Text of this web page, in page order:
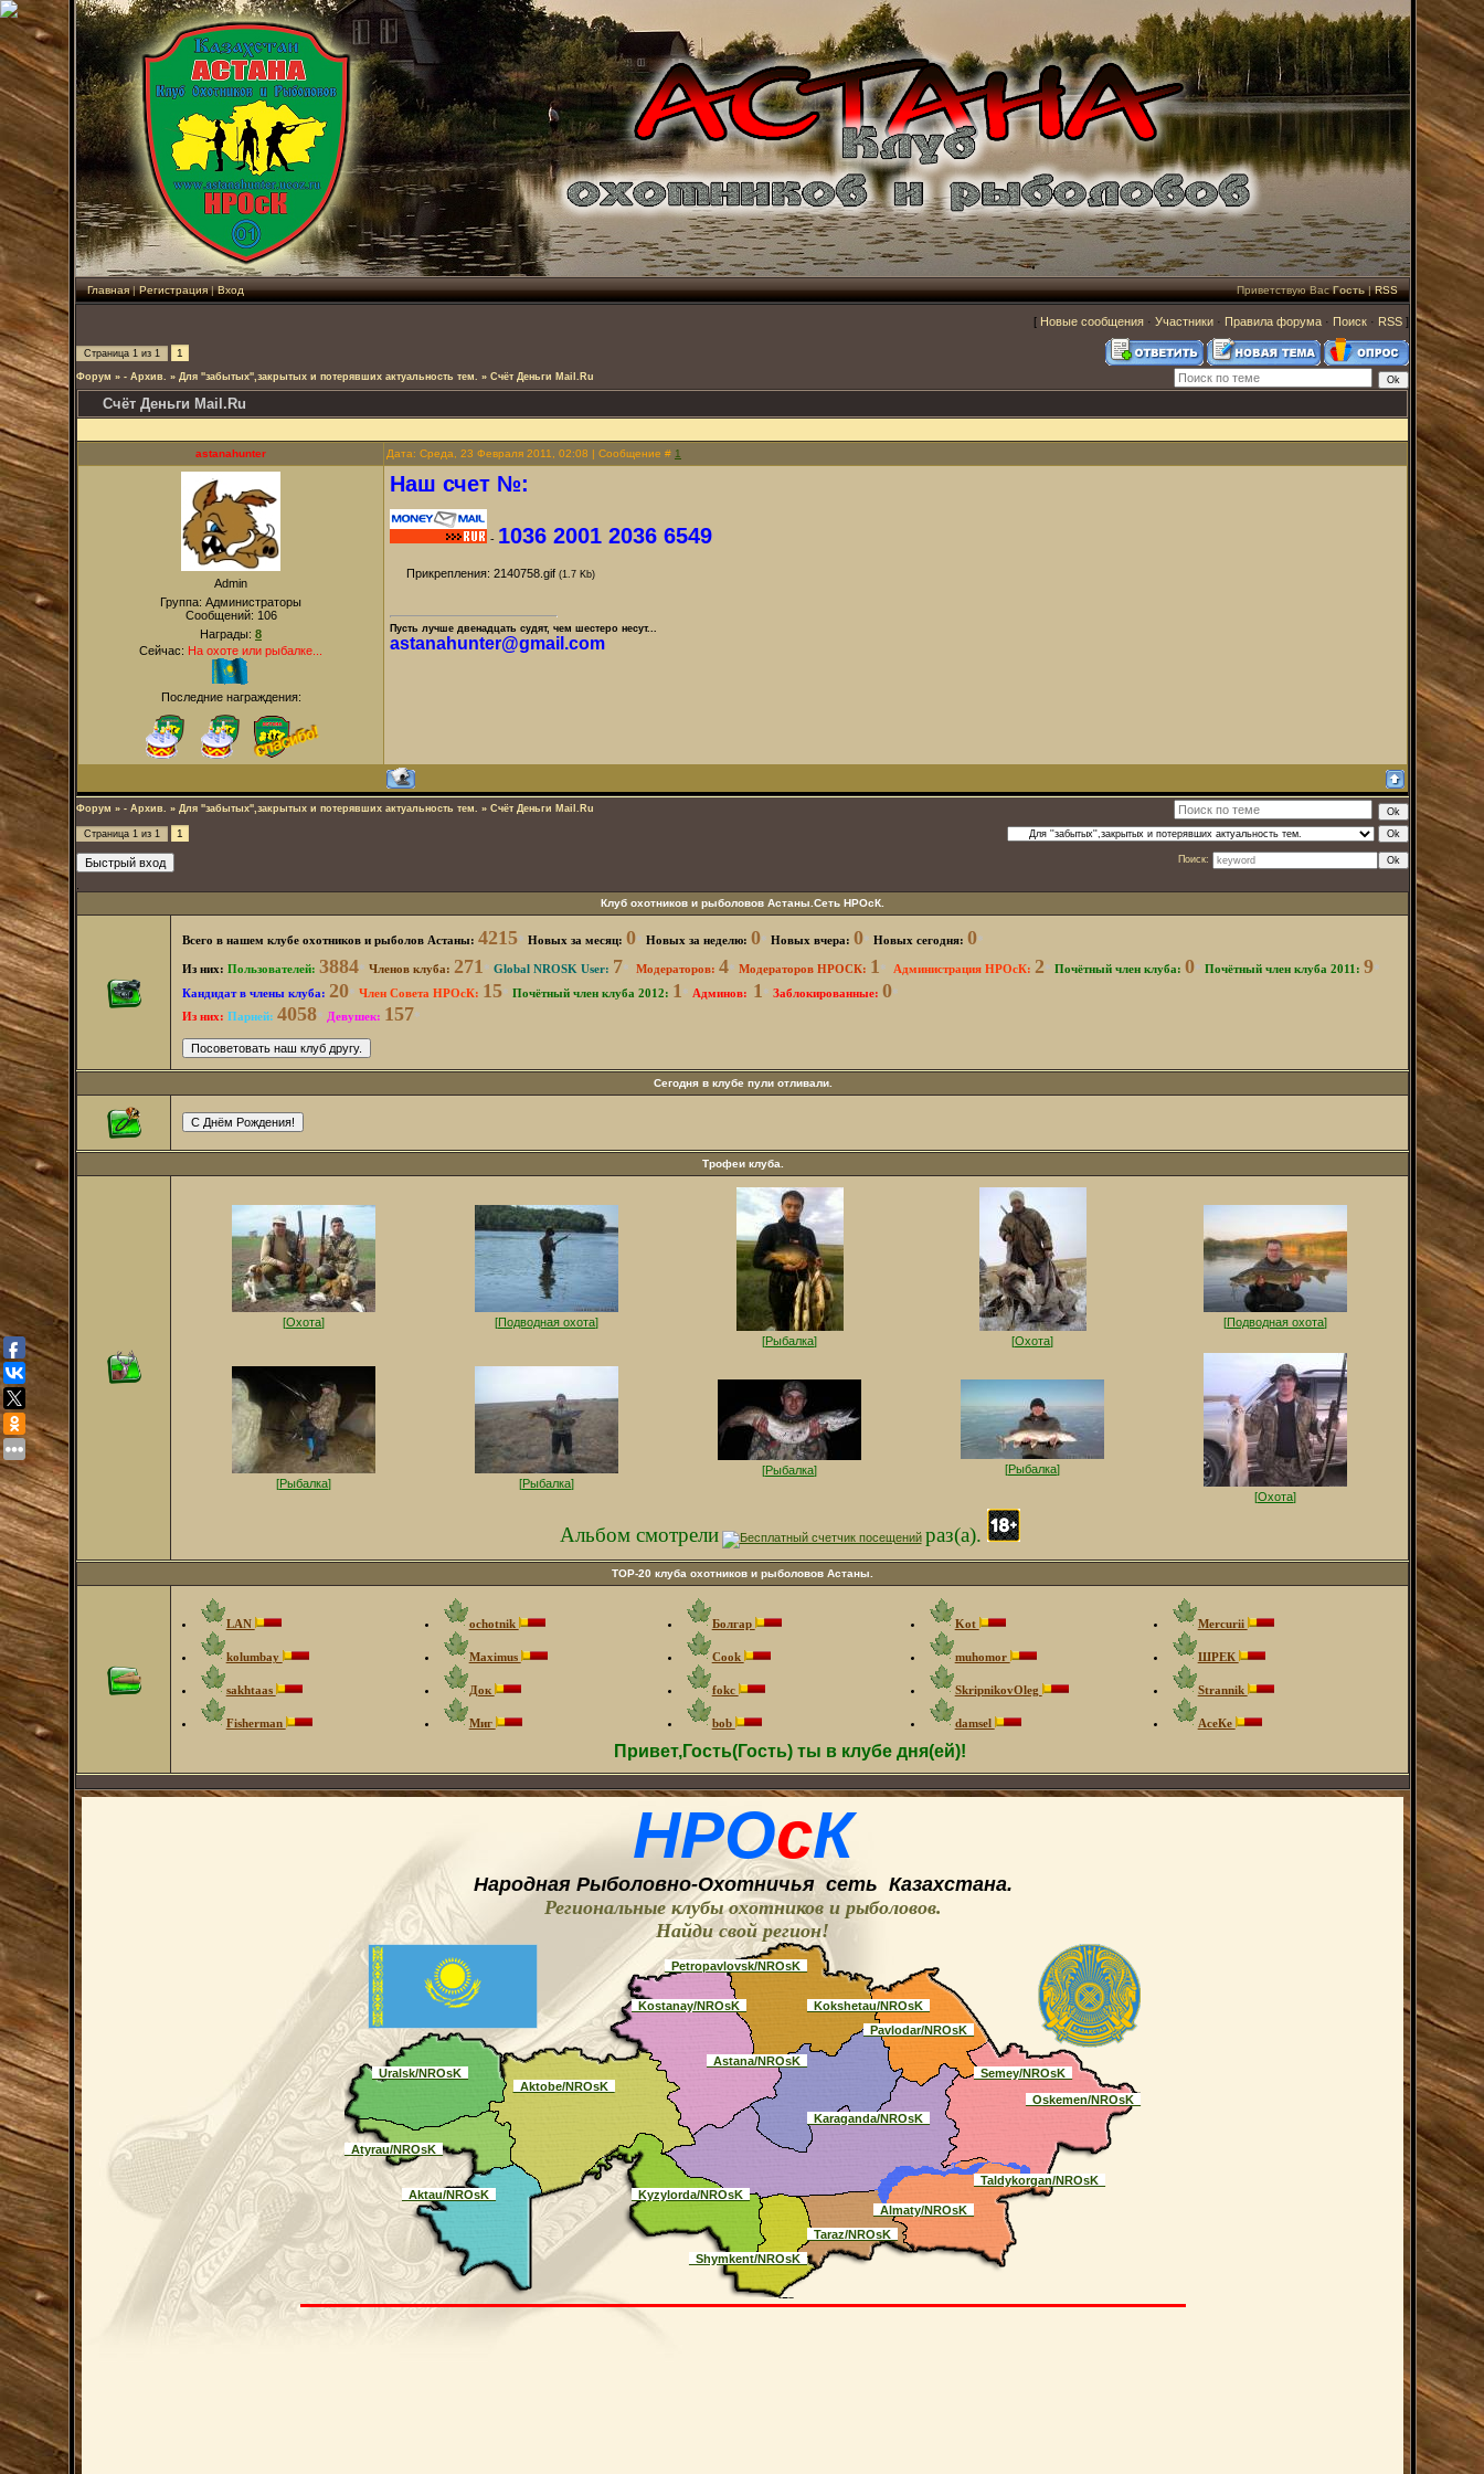
Главная|Регистрация|Вход Приветствую Вас Гость|RSS
[ Новые сообщения · Участники · Правила форума · Поиск · RSS ]
Страница 1 из 1 1
Форум » - Архив. » Для ''забытых'',закрытых и потерявших актуальность тем. » Счёт Деньги Мail.Ru
Счёт Деньги Мail.Ru
astanahunter Дата: Среда, 23 Февраля 2011, 02:08 | Сообщение # 1
Admin
Группа: Администраторы
Сообщений: 106
Награды: 8
Сейчас: На охоте или рыбалке...
Последние награждения:
Наш счет №:
- 1036 2001 2036 6549
Прикрепления: 2140758.gif (1.7 Kb)
Пусть лучше двенадцать судят, чем шестеро несут...
astanahunter@gmail.com
Форум » - Архив. » Для ''забытых'',закрытых и потерявших актуальность тем. » Счёт Деньги Мail.Ru
Страница 1 из 1 1
Поиск:
Клуб охотников и рыболовов Астаны.Сеть НРОсК.
Всего в нашем клубе охотников и рыболов Астаны: 4215* Новых за месяц: 0* Новых за неделю: 0* Новых вчера: 0* Новых сегодня: 0*
Из них: Пользователей: 3884* Членов клуба: 271* Global NROSK User: 7* Модераторов: 4* Модераторов НРОСК: 1* Администрация НРОсК: 2* Почётный член клуба: 0* Почётный член клуба 2011: 9*
Кандидат в члены клуба: 20* Член Совета НРОсК: 15* Почётный член клуба 2012: 1* Админов: 1* Заблокированные: 0*
Из них: Парней: 4058* Девушек: 157*
Сегодня в клубе пули отливали.
Трофеи клуба.
[Охота] [Подводная охота]
[Рыбалка] [Охота]
[Подводная охота]
[Рыбалка] [Рыбалка]
[Рыбалка] [Рыбалка]
[Охота]
Альбом смотрели раз(а).
ТOP-20 клуба охотников и рыболовов Астаны.
LAN ochotnik Болгар Kot Mercurii
kolumbay Maximus Cook muhomor ШРЕК
sakhtaas Док fokc SkripnikovOleg Strannik
Fisherman Миг bob damsel АсеКе
Привет,Гость(Гость) ты в клубе дня(ей)!
НРОсК
Народная Рыболовно-Oхотничья сеть Казахстана.
Региональные клубы охотников и рыболовов.
Найди свой регион!
_Petropavlovsk/NROsK_
_Kostanay/NROsK_
_Kokshetau/NROsK_
_Pavlodar/NROsK_
_Uralsk/NROsK_
_Aktobe/NROsK_
_Astana/NROsK_
_Semey/NROsK_
_Karaganda/NROsK_
_Oskemen/NROsK_
_Atyrau/NROsK_
_Aktau/NROsK_
_Kyzylorda/NROsK_
_Almaty/NROsK_
_Taldykorgan/NROsK_
_Taraz/NROsK_
_Shymkent/NROsK_